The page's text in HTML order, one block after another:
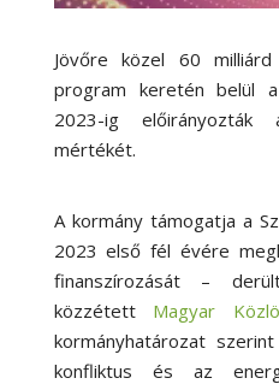
Jövőre közel 60
program keretén belül
2023-ig előirányozták
mértékét.
A kormány támogatja a
2023 első fél évére
finanszírozását –
közzétett Magyar
kormányhatározat
konfliktus és az